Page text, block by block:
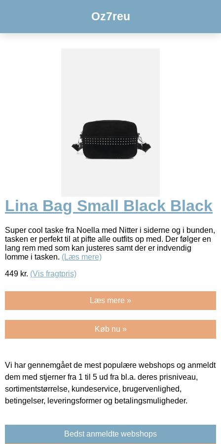
Oz7reu
Lina Bag Small Black Black
Super cool taske fra Noella med Nitter i siderne og i bunden,
tasken er perfekt til at pifte alle outfits op med. Der følger en
lang rem med som kan justeres samt der er indvendig
lomme i tasken. (Læs mere)
449 kr. (Vis fragtpris)
Læs mere »
Køb nu »
Vi har gennemgået de mest populære webshops og anmeldt
dem med stjerner fra 1 til 5 ud fra bl.a. deres prisniveau,
sortimentstørrelse, kundeservice, brugervenlighed,
betingelser, leveringsformer og betalingsmuligheder.
Bedst anmeldte webshops